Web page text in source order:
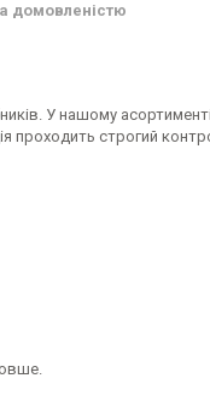
домовленістю
У нашому
строгий